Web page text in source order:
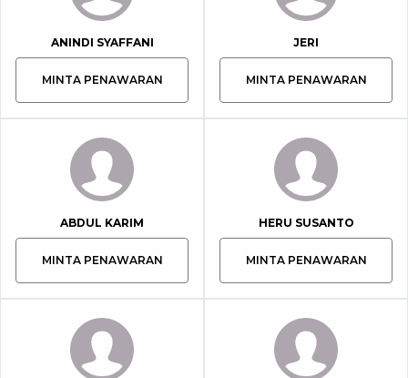
ANINDI SYAFFANI
MINTA PENAWARAN
JERI
MINTA PENAWARAN
ABDUL KARIM
MINTA PENAWARAN
HERU SUSANTO
MINTA PENAWARAN